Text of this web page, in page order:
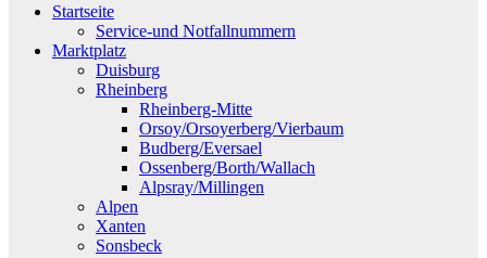
Startseite
Service-und Notfallnummern
Marktplatz
Duisburg
Rheinberg
Rheinberg-Mitte
Orsoy/Orsoyerberg/Vierbaum
Budberg/Eversael
Ossenberg/Borth/Wallach
Alpsray/Millingen
Alpen
Xanten
Sonsbeck